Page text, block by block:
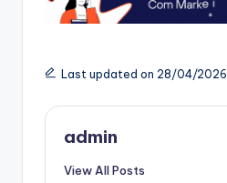
Last updated on 28/04/2026
admin
View All Posts